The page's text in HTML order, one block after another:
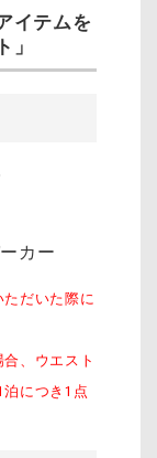
イテムを
」
カー
だいた際に
、ウエスト
につき1点